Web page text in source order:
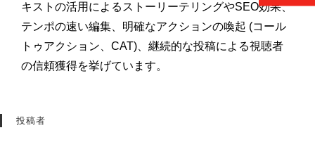
キストの活用によるストーリーテリングやSEO効果、
テンポの速い編集、明確なアクションの喚起 (コール
トゥアクション、CAT)、継続的な投稿による視聴者
の信頼獲得を挙げています。
投稿者